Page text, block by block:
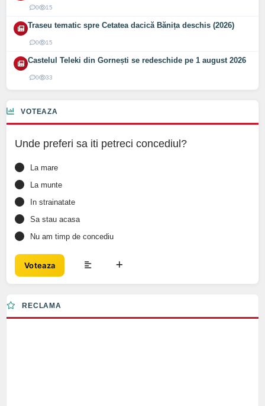
0 15
Traseu tematic spre Cetatea dacică Bănița deschis (2026)
0 15
Castelul Teleki din Gornești se redeschide pe 1 august 2026
0 33
VOTEAZA
Unde preferi sa iti petreci concediul?
La mare
La munte
In strainatate
Sa stau acasa
Nu am timp de concediu
Voteaza
RECLAMA